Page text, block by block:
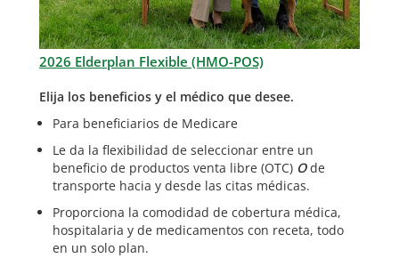
2026 Elderplan Flexible (HMO-POS)
Elija los beneficios y el médico que desee.
Para beneficiarios de Medicare
Le da la flexibilidad de seleccionar entre un
beneficio de productos venta libre (OTC) Ode
transporte hacia y desde las citas médicas.
Proporciona la comodidad de cobertura médica,
hospitalaria y de medicamentos con receta, todo
en un solo plan.